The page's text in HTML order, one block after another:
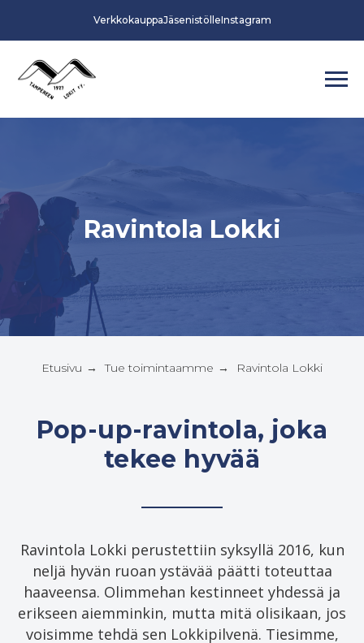
VerkkokauppaJäsenistölleInstagram
Ravintola Lokki
Etusivu → Tue toimintaamme → Ravintola Lokki
Pop-up-ravintola, joka
tekee hyvää
Ravintola Lokki perustettiin syksyllä 2016, kun
neljä hyvän ruoan ystävää päätti toteuttaa
haaveensa. Olimmehan kestinneet yhdessä ja
erikseen aiemminkin, mutta mitä olisikaan, jos
voisimme tehdä sen Lokkipilvenä. Tiesimme,